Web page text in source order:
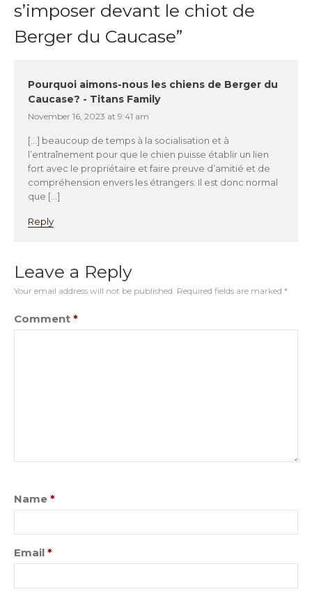
s’imposer devant le chiot de
Berger du Caucase”
Pourquoi aimons-nous les chiens de Berger du
Caucase? - Titans Family
November 16, 2023 at 9:41 am
[…] beaucoup de temps à la socialisation et à
l’entraînement pour que le chien puisse établir un lien
fort avec le propriétaire et faire preuve d’amitié et de
compréhension envers les étrangers. Il est donc normal
que […]
Reply
Leave a Reply
Your email address will not be published. Required fields are marked *
Comment *
Name *
Email *